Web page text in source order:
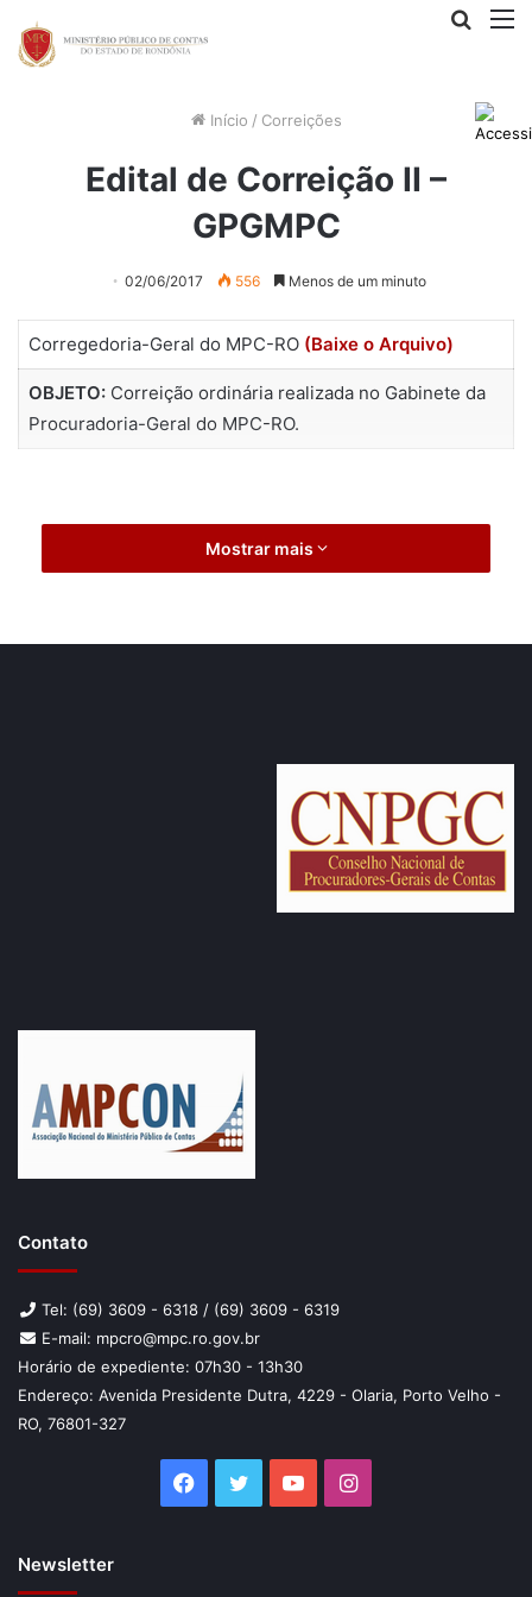
Início / Correições
Edital de Correição II –
GPGMPC
02/06/2017 556 Menos de um minuto
Corregedoria-Geral do MPC-RO (Baixe o Arquivo)
OBJETO:Correição ordinária realizada no Gabinete da
Procuradoria-Geral do MPC-RO.
Mostrar mais
Contato
Tel: (69) 3609 - 6318 / (69) 3609 - 6319
E-mail: mpcro@mpc.ro.gov.br
Horário de expediente: 07h30 - 13h30
Endereço: Avenida Presidente Dutra, 4229 - Olaria, Porto Velho -
RO, 76801-327
Facebook
TwitterYouTubeInstagram
Newsletter